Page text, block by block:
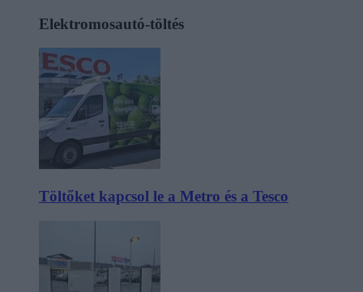
Elektromosautó-töltés
Töltőket kapcsol le a Metro és a Tesco